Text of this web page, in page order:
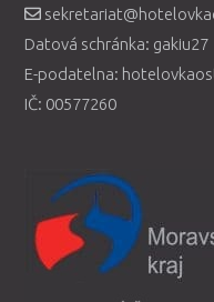
Datová schránka: gakiu27
E-podatelna:
IČ: 00577260